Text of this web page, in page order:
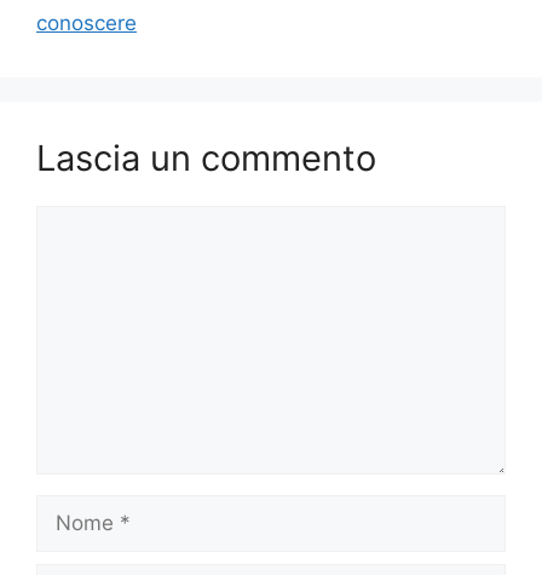
conoscere
Lascia un commento